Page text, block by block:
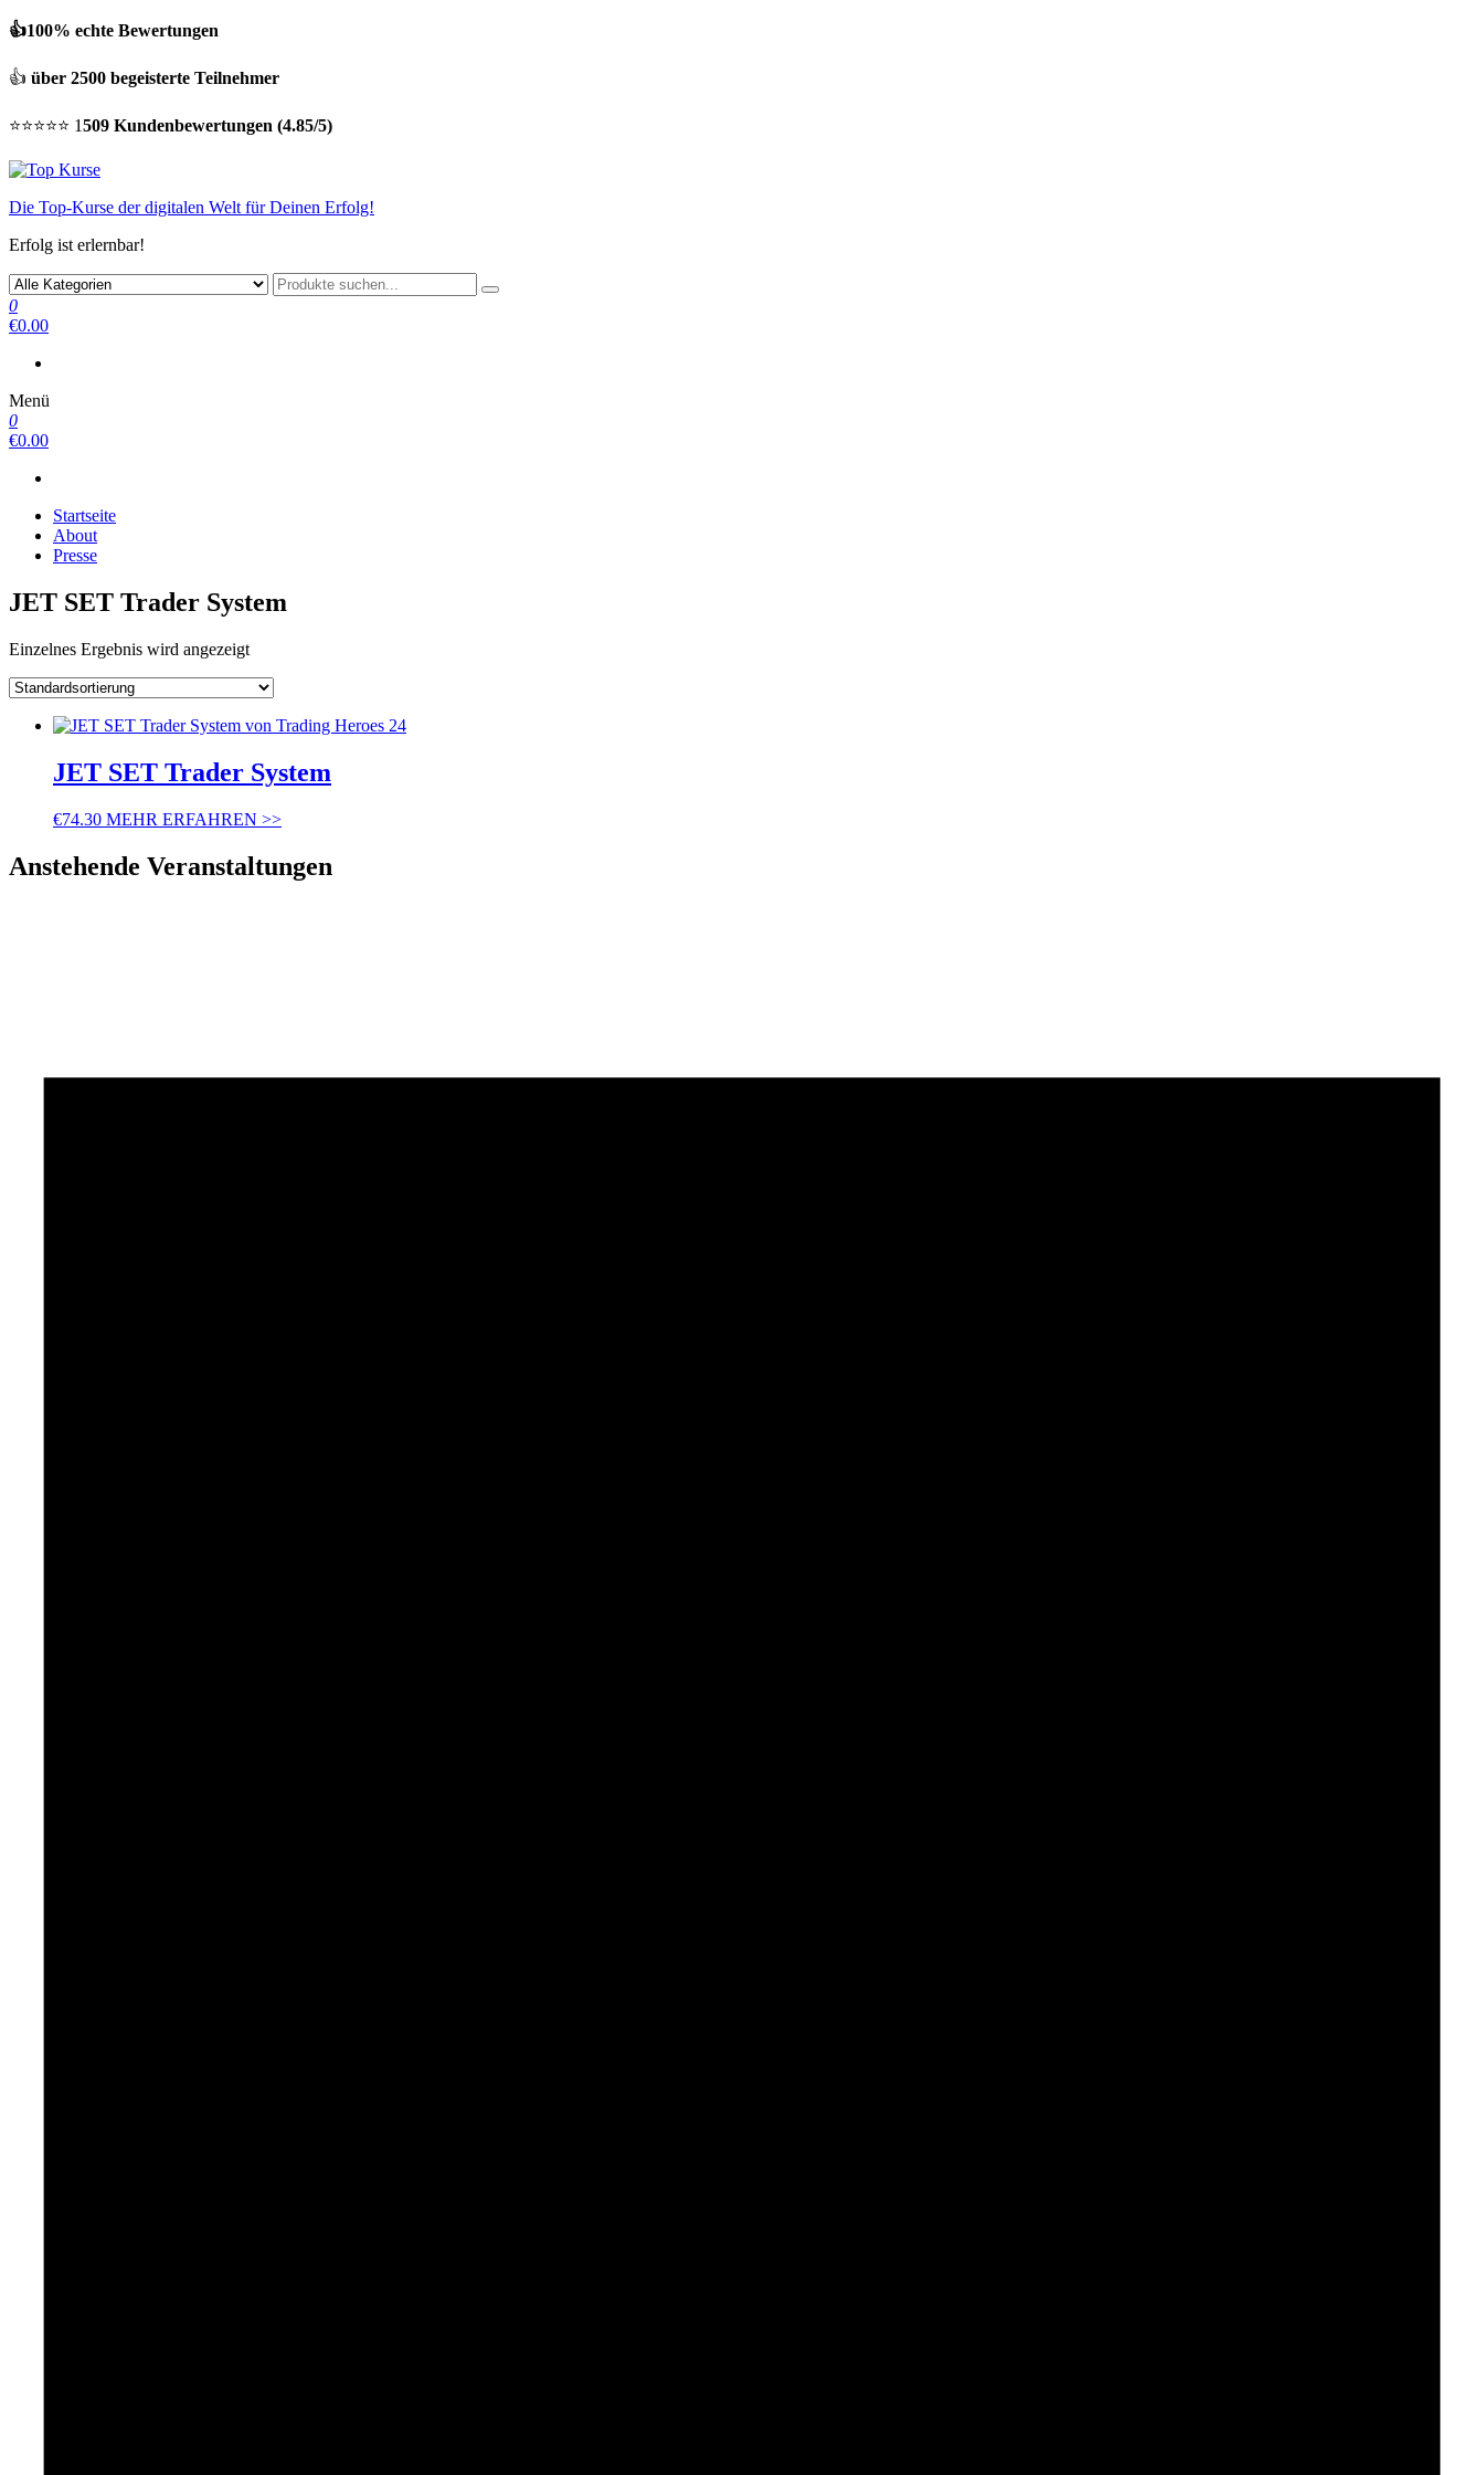
👍100% echte Bewertungen
👍 über 2500 begeisterte Teilnehmer
⭐⭐⭐⭐⭐ 1509 Kundenbewertungen (4.85/5)
Die Top-Kurse der digitalen Welt für Deinen Erfolg!
Erfolg ist erlernbar!
0
€0.00
Menü
0
€0.00
Startseite
About
Presse
JET SET Trader System
Einzelnes Ergebnis wird angezeigt
JET SET Trader System
€74.30 MEHR ERFAHREN >>
Anstehende Veranstaltungen